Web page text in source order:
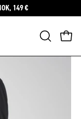
149 €
ÖPPNA